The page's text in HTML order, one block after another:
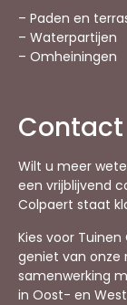
– Paden en
– Waterpartijen
– Omheiningen
Wilt u meer
een vrijblijvend
Colpaert staat
Kies voor
geniet van onze
samenwerking
in Oost- en